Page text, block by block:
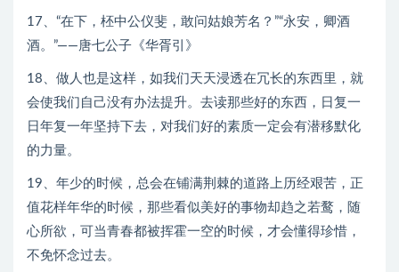
17、“在下，柸中公仪斐，敢问姑娘芳名？”“永安，卿酒
酒。”——唐七公子《华胥引》
18、做人也是这样，如我们天天浸透在冗长的东西里，就
会使我们自己没有办法提升。去读那些好的东西，日复一
日年复一年坚持下去，对我们好的素质一定会有潜移默化
的力量。
19、年少的时候，总会在铺满荆棘的道路上历经艰苦，正
值花样年华的时候，那些看似美好的事物却趋之若鹜，随
心所欲，可当青春都被挥霍一空的时候，才会懂得珍惜，
不免怀念过去。